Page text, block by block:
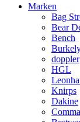
Marken
Bag
Bear
Bench
doppler
HGL
Knirps
Dakine
Comma